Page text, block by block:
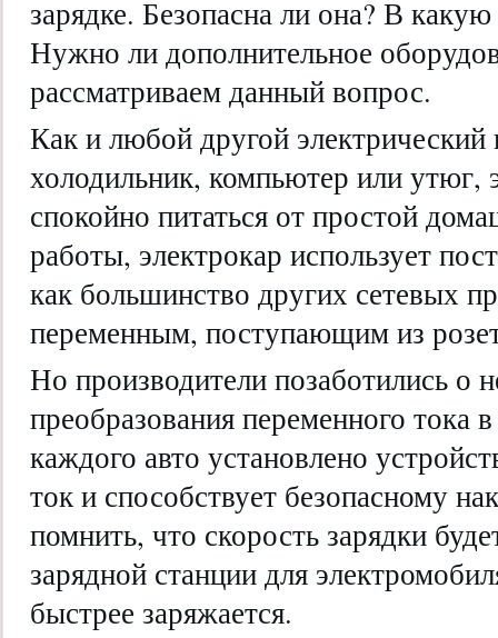
зарядке. Безопасна ли она? В
Нужно ли дополнительное
рассматриваем данный вопрос.
Как и любой другой электрический
холодильник, компьютер или утюг,
спокойно питаться от простой
работы, электрокар использует
как большинство других сетевых
переменным, поступающим из
Но производители позаботились о
преобразования переменного тока
каждого авто установлено
ток и способствует безопасному
помнить, что скорость зарядки
зарядной станции для
быстрее заряжается.